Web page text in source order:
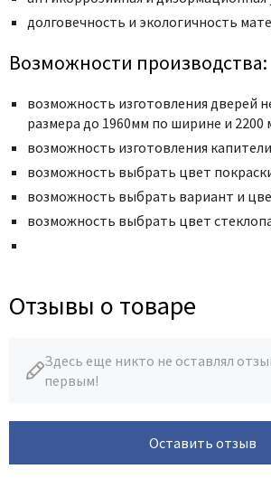
долговечность и экологичность
Возможности производства:
возможность изготовления дверей
размера до 1960мм по ширине и 2200
возможность изготовления
возможность выбрать цвет
возможность выбрать вариант и
возможность выбрать цвет
Отзывы о товаре
Здесь еще никто не оставлял
первым!
Оставить отзыв